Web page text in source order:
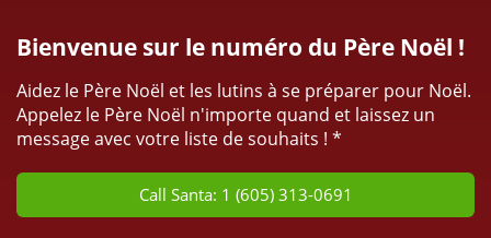
Bienvenue sur le numéro du Père Noël !
Aidez le Père Noël et les lutins à se préparer pour Noël.
Appelez le Père Noël n'importe quand et laissez un
message avec votre liste de souhaits ! *
Call Santa: 1 (605) 313-0691